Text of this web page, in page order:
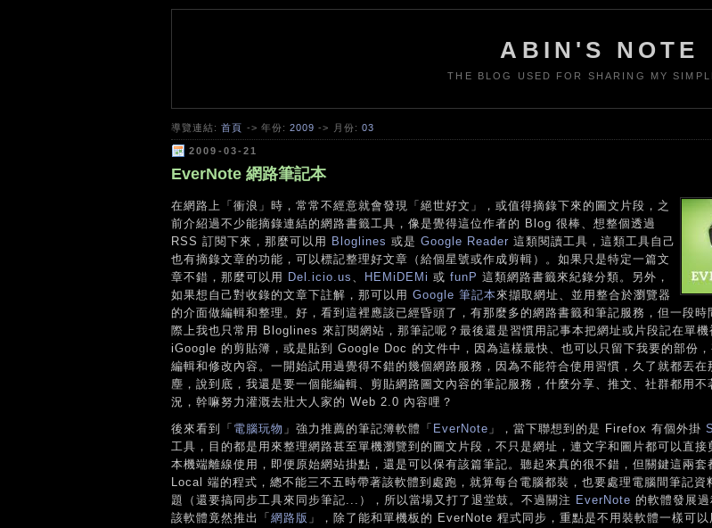
ABIN'S NOTE
THE BLOG USED FOR SHARING MY
導覽連結:首頁 -> 年份:2009 -> 月份: 03
2009-03-21
EverNote 網路筆記本
在網路上「衝浪」時，常常不經意就會發現「絕世好文」，或值得摘錄下來的圖文片段，之
前介紹過不少能摘錄連結的網路書籤工具，像是覺得這位作者的 Blog 很棒、想整個透過
RSS 訂閱下來，那麼可以用
Bloglines 或是 Google Reader 這類閱讀工具，這類工具自己
也有摘錄文章的功能，可以標記整理好文章（給個星號或作成剪輯）。如果只是特定一篇文
章不錯，那麼可以用
Del.icio.us 、 HEMiDEMi 或 funP 這類網路書籤來紀錄分類。另外，
如果想自己對收錄的文章下註解，那可以用 Google 筆記本來擷取網址、並用整合於瀏覽器
的介面做編輯和整理。好，看到這裡應該已經昏頭了，有那麼多的網路書籤和筆記服務，但一段時
際上我也只常用 Bloglines 來訂閱網站，那筆記呢？最後還是習慣用記事本把網址或片段記在單機
iGoogle 的剪貼簿，或是貼到 Google Doc 的文件中，因為這樣最快、也可以只留下我要的部份，
編輯和修改內容。一開始試用過覺得不錯的幾個網路服務，因為不能符合使用習慣，久了就都丟在
塵，說到底，我還是要一個能編輯、剪貼網路圖文內容的筆記服務，什麼分享、推文、社群都用不
況，幹嘛努力灌溉去壯大人家的 Web 2.0 內容哩？
後來看到「 電腦玩物 」強力推薦的筆記簿軟體「 EverNote 」，當下聯想到的是 Firefox 有個外掛
工具，目的都是用來整理網路甚至單機瀏覽到的圖文片段，不只是網址，連文字和圖片都可以直接
本機端離線使用，即便原始網站掛點，還是可以保有該篇筆記。聽起來真的很不錯，但關鍵這兩套
Local 端的程式，總不能三不五時帶著該軟體到處跑，就算每台電腦都裝，也要處理電腦間筆記資
題（還要搞同步工具來同步筆記...），所以當場又打了退堂鼓。不過關注 EverNote 的軟體發展
該軟體竟然推出「 網路版 」，除了能和單機板的 EverNote 程式同步，重點是不用裝軟體一樣可以